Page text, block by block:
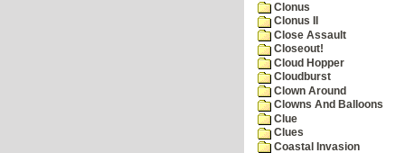
Clonus
Clonus II
Close Assault
Closeout!
Cloud Hopper
Cloudburst
Clown Around
Clowns And Balloons
Clue
Clues
Coastal Invasion